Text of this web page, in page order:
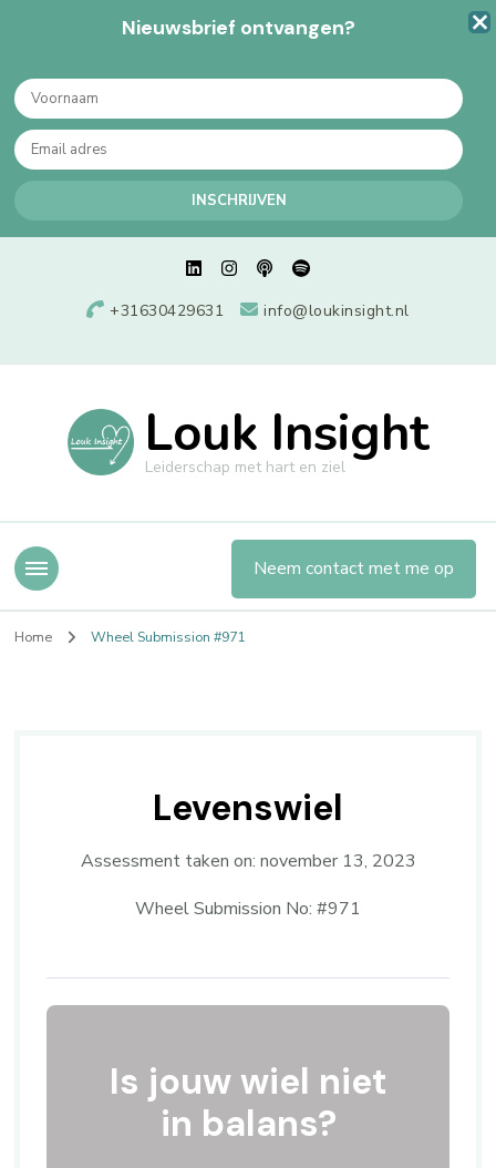
Nieuwsbrief ontvangen?
+31630429631 info@loukinsight.nl
Louk Insight
Leiderschap met hart en ziel
Neem contact met me op
Home Wheel Submission #971
Levenswiel
Assessment taken on: november 13, 2023
Wheel Submission No: #971
Is jouw wiel niet
in balans?